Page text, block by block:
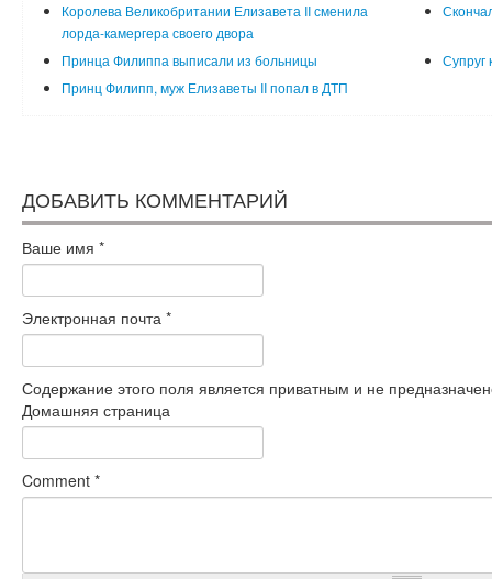
Королева Великобритании Елизавета II сменила
лорда-камергера своего двора
Принца Филиппа выписали из больницы
Супруг
Принц Филипп, муж Елизаветы II попал в ДТП
ДОБАВИТЬ КОММЕНТАРИЙ
Ваше имя *
Электронная почта *
Содержание этого поля является приватным и не
Домашняя страница
Comment *